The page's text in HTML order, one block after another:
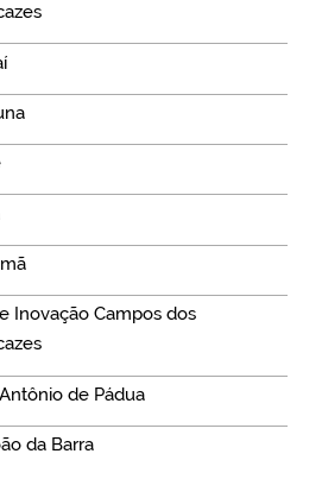
Inovação Campos dos
de Pádua
da Barra